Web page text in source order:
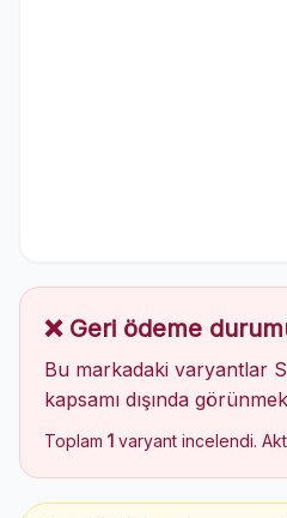
❌ Geri ödeme
Bu markadaki varyantlar
kapsamı dışında
Toplam 1 varyant incelendi.